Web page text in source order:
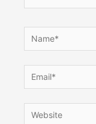
Name*
Email*
Website